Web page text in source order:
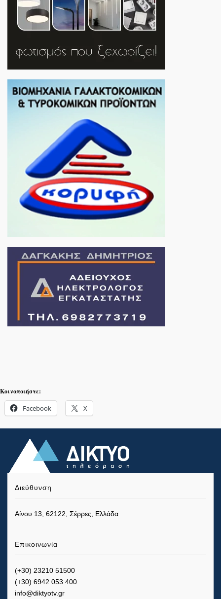
Κοινοποιήστε:
Facebook X
Διεύθυνση
Αίνου 13, 62122, Σέρρες, Ελλάδα
Επικοινωνία
(+30) 23210 51500
(+30) 6942 053 400
info@diktyotv.gr